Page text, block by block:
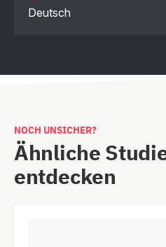
Deutsch
NOCH UNSICHER?
Ähnliche
entdecken